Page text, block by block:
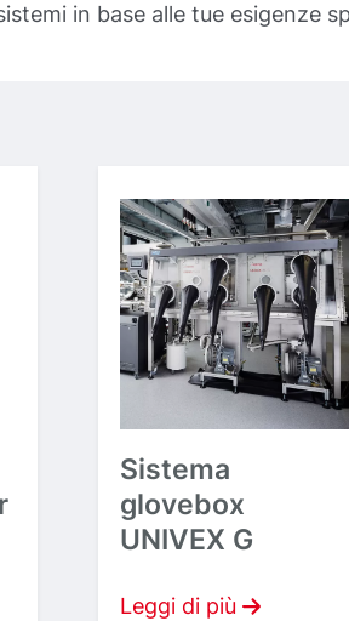
in base alle tue esigenze
Sistema
glovebox
UNIVEX G
Leggi di più